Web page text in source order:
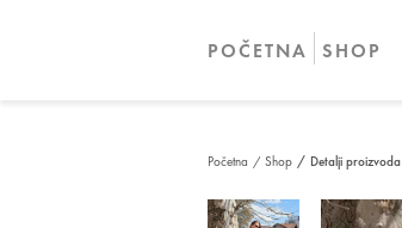
POČETNA SHOP
Početna / Shop / Detalji proizvoda